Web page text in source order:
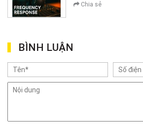
Chia sẻ
BÌNH LUẬN